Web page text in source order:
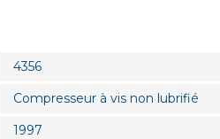
4356
Compresseur à vis non lubrifié
1997